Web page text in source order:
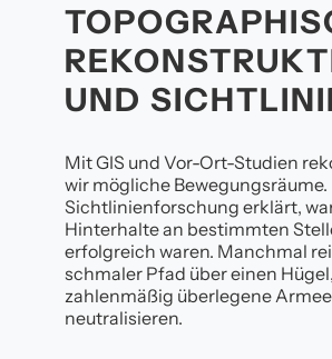
UND
Mit GIS und Vor-Ort-Studien
wir mögliche Bewegungsräume.
Sichtlinienforschung erklärt,
Hinterhalte an bestimmten
erfolgreich waren. Manchmal
schmaler Pfad über einen
zahlenmäßig überlegene
neutralisieren.